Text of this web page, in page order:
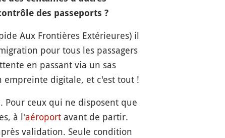
des passeports ?
Aux Frontières Extérieures) il
pour tous les passagers
en passant via un sas
digitale, et c'est tout !
Pour ceux qui ne disposent que
à l'aéroportavant de partir.
validation. Seule condition